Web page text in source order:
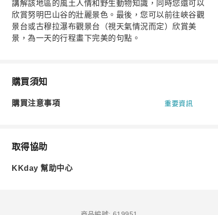
講解該地區的風土人情和野生動物知識，同時您還可以
欣賞努明巴山谷的壯麗景色。最後，您可以前往峽谷觀
景台或古穆拉瀑布觀景台（視天氣情況而定）欣賞美
景，為一天的行程畫下完美的句點。
購買須知
購買注意事項 重要資訊
取得協助
KKday 幫助中心